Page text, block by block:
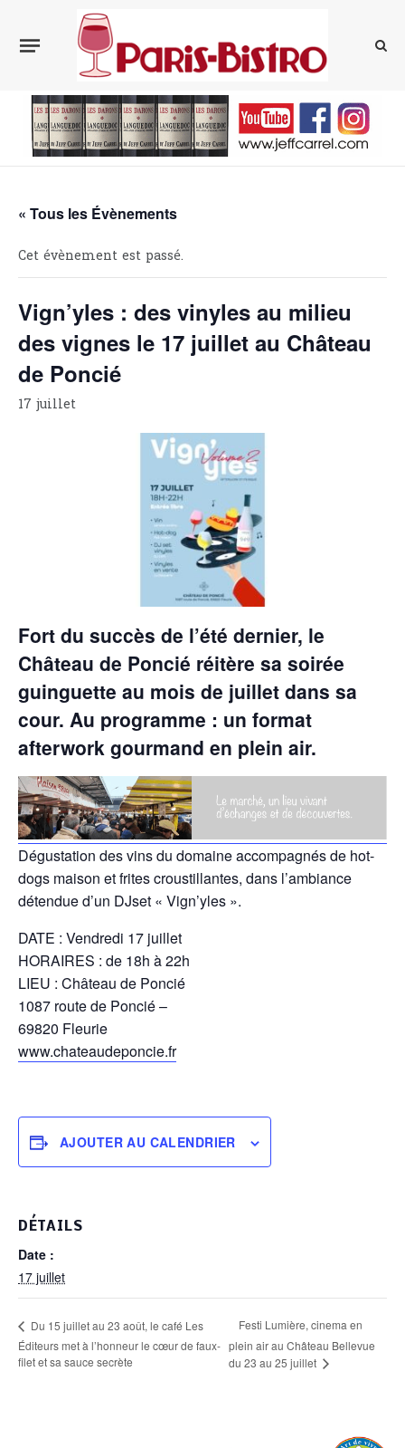
« Tous les Évènements
Cet évènement est passé.
Vign’yles : des vinyles au milieu
des vignes le 17 juillet au Château
de Poncié
17 juillet
Fort du succès de l’été dernier, le
Château de Poncié réitère sa soirée
guinguette au mois de juillet dans sa
cour. Au programme : un format
afterwork gourmand en plein air.
Dégustation des vins du domaine accompagnés de hot-
dogs maison et frites croustillantes, dans l’ambiance
détendue d’un DJset « Vign’yles ».
DATE : Vendredi 17 juillet
HORAIRES : de 18h à 22h
LIEU : Château de Poncié
1087 route de Poncié –
69820 Fleurie
www.chateaudeponcie.fr
AJOUTER AU CALENDRIER
DÉTAILS
Date :
17 juillet
Du 15 juillet au 23 août, le café Les
Éditeurs met à l’honneur le cœur de faux-
filet et sa sauce secrète
Festi Lumière, cinema en
plein air au Château Bellevue
du 23 au 25 juillet